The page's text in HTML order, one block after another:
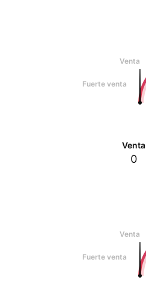
Venta
Fuerte venta
Venta
Fuerte venta
Venta
0